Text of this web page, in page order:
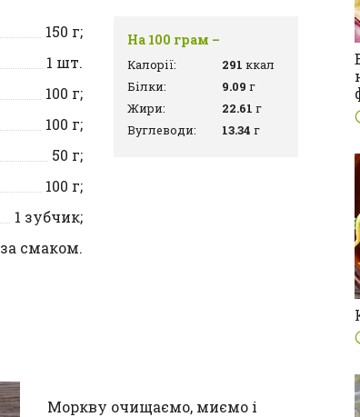
150 г;
1 шт.
100 г;
100 г;
50 г;
100 г;
1 зубчик;
за смаком.
На 100 грам –
Калорії: 291 ккал
Білки:
9.09 г
Жири:
22.61 г
Вуглеводи:
13.34 г
Моркву очищаємо, миємо і